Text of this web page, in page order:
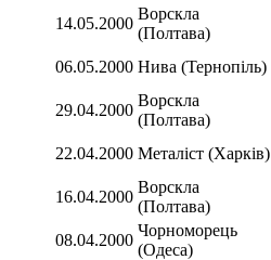
14.05.2000
Ворскла
(Полтава)
06.05.2000 Нива (Тернопіль)
29.04.2000
Ворскла
(Полтава)
22.04.2000 Металіст (Харків)
16.04.2000
Ворскла
(Полтава)
08.04.2000
Чорноморець
(Одеса)